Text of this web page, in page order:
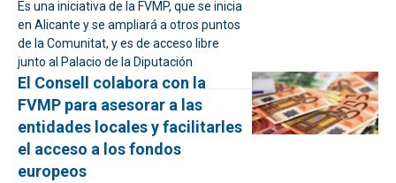
Es una iniciativa de la FVMP, que se inicia
en Alicante y se ampliará a otros puntos
de la Comunitat, y es de acceso libre
junto al Palacio de la Diputación
El Consell colabora con la
FVMP para asesorar a las
entidades locales y facilitarles
el acceso a los fondos
europeos